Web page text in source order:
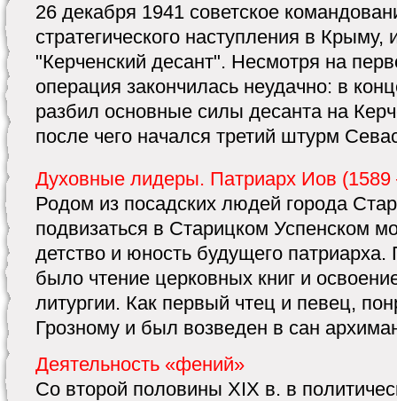
26 декабря 1941 советское
стратегического наступления в Крыму,
"Керченский десант". Несмотря на
операция закончилась неудачно: в
разбил основные силы десанта на
после чего начался третий штурм
Духовные лидеры. Патриарх Иов (1589
Родом из посадских людей города
подвизаться в Старицком Успенском
детство и юность будущего патриарха.
было чтение церковных книг и
литургии. Как первый чтец и певец,
Грозному и был возведен в сан
Деятельность «фений»
Со второй половины XIX в. в